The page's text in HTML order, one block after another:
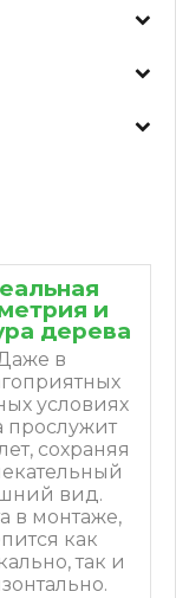
и
дерева
в
условиях
прослужит
сохраняя
вид.
в монтаже,
как
так и